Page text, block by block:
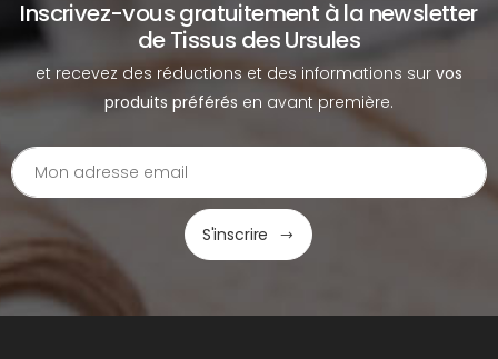
Inscrivez-vous gratuitement à la newsletter
de Tissus des Ursules
et recevez des réductions et des informations sur vos
produits préférés en avant première.
S'inscrire